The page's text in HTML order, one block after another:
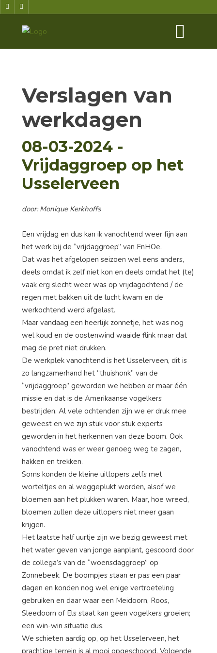
Verslagen van
werkdagen
08-03-2024 -
Vrijdaggroep op het
Usselerveen
door: Monique Kerkhoffs
Een vrijdag en dus kan ik vanochtend weer fijn aan
het werk bij de “vrijdaggroep” van EnHOe.
Dat was het afgelopen seizoen wel eens anders,
deels omdat ik zelf niet kon en deels omdat het (te)
vaak erg slecht weer was op vrijdagochtend / de
regen met bakken uit de lucht kwam en de
werkochtend werd afgelast.
Maar vandaag een heerlijk zonnetje, het was nog
wel koud en de oostenwind waaide flink maar dat
mag de pret niet drukken.
De werkplek vanochtend is het Usselerveen, dit is
zo langzamerhand het “thuishonk” van de
“vrijdaggroep” geworden we hebben er maar één
missie en dat is de Amerikaanse vogelkers
bestrijden. Al vele ochtenden zijn we er druk mee
geweest en we zijn stuk voor stuk experts
geworden in het herkennen van deze boom. Ook
vanochtend was er weer genoeg weg te zagen,
hakken en trekken.
Soms konden de kleine uitlopers zelfs met
worteltjes en al weggeplukt worden, alsof we
bloemen aan het plukken waren. Maar, hoe wreed,
bloemen zullen deze uitlopers niet meer gaan
krijgen.
Het laatste half uurtje zijn we bezig geweest met
het water geven van jonge aanplant, gescoord door
de collega’s van de “woensdaggroep” op
Zonnebeek. De boompjes staan er pas een paar
dagen en konden nog wel enige vertroeteling
gebruiken en daar waar een Meidoorn, Roos,
Sleedoorn of Els staat kan geen vogelkers groeien;
een win-win situatie dus.
We schieten aardig op, op het Usselerveen, het